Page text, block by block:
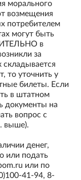
морального
возмещения
потребителем
могут быть
в
за
складывается
то уточнить у
билеты. Если
в штатном
документы на
вопрос с
выше).
денег,
или подать
или по
41-94, 8-